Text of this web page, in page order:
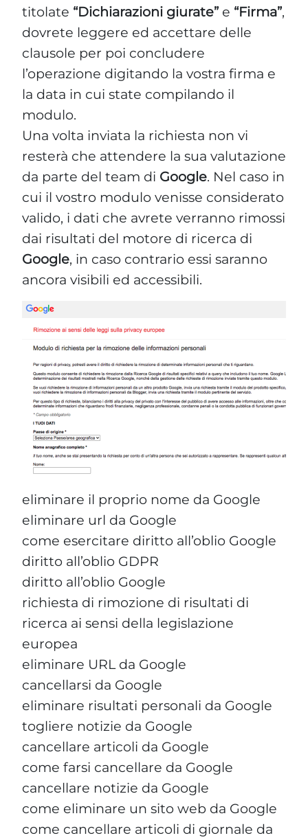
titolate “Dichiarazioni giurate” e “Firma”,
dovrete leggere ed accettare delle
clausole per poi concludere
l’operazione digitando la vostra firma e
la data in cui state compilando il
modulo.
Una volta inviata la richiesta non vi
resterà che attendere la sua valutazione
da parte del team di Google. Nel caso in
cui il vostro modulo venisse considerato
valido, i dati che avrete verranno rimossi
dai risultati del motore di ricerca di
Google, in caso contrario essi saranno
ancora visibili ed accessibili.
eliminare il proprio nome da Google
eliminare url da Google
come esercitare diritto all’oblio Google
diritto all’oblio GDPR
diritto all’oblio Google
richiesta di rimozione di risultati di
ricerca ai sensi della legislazione
europea
eliminare URL da Google
cancellarsi da Google
eliminare risultati personali da Google
togliere notizie da Google
cancellare articoli da Google
come farsi cancellare da Google
cancellare notizie da Google
come eliminare un sito web da Google
come cancellare articoli di giornale da